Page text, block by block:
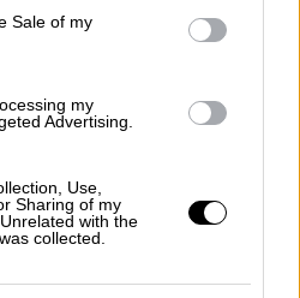
Sale of my
my
Advertising.
Use,
Sharing of my
with the
collected.
the Daily Mail
July 7, 2026
στους